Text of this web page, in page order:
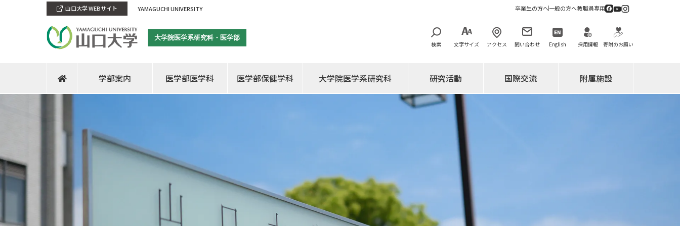
山口大学 WEBサイト YAMAGUCHI UNIVERSITY 卒業生の方へ一般の方へ教職員専用
大学院医学系研究科・医学部
検索
文字サイズ アクセス 問い合わせ English 採用情報 寄附のお願い
学部案内 医学部医学科 医学部保健学科 大学院医学系研究科 研究活動 国際交流 附属施設